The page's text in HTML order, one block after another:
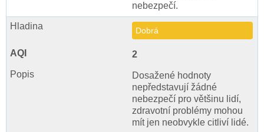
nebezpečí.
Dobrá
2
Dosažené hodnoty
nepředstavují žádné
nebezpečí pro většinu lidí,
zdravotní problémy mohou
mít jen neobvykle citliví lidé.